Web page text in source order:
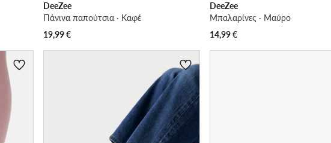
DeeZee
Πάνινα παπούτσια · Καφέ
19,99€
DeeZee
Μπαλαρίνες · Μαύρο
14,99€